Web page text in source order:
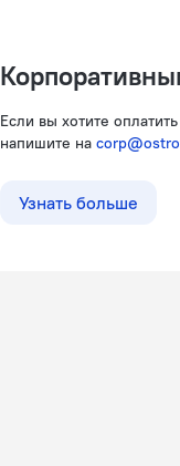
Если вы хотите
напишите на
Узнать больше